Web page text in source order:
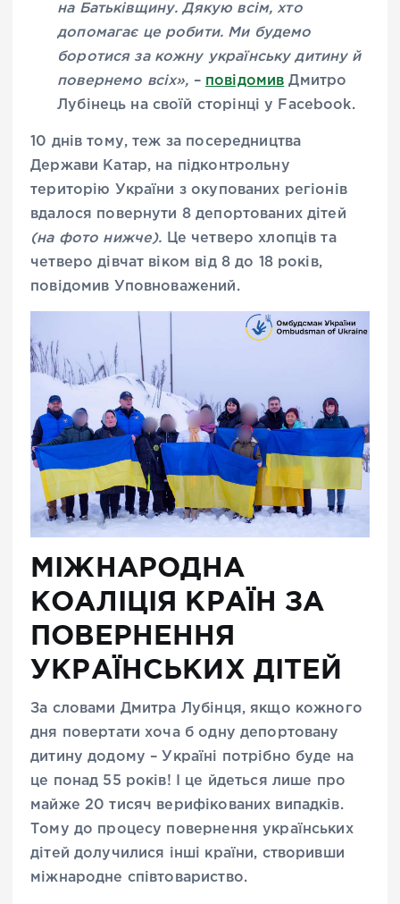
на Батьківщину. Дякую всім, хто
допомагає це робити. Ми будемо
боротися за кожну українську дитину й
повернемо всіх», – повідомив Дмитро
Лубінець на своїй сторінці у Facebook.
10 днів тому, теж за посередництва
Держави Катар, на підконтрольну
територію України з окупованих регіонів
вдалося повернути 8 депортованих дітей
(на фото нижче). Це четверо хлопців та
четверо дівчат віком від 8 до 18 років,
повідомив Уповноважений.
МІЖНАРОДНА
КОАЛІЦІЯ КРАЇН ЗА
ПОВЕРНЕННЯ
УКРАЇНСЬКИХ ДІТЕЙ
За словами Дмитра Лубінця, якщо кожного
дня повертати хоча б одну депортовану
дитину додому – Україні потрібно буде на
це понад 55 років! І це йдеться лише про
майже 20 тисяч верифікованих випадків.
Тому до процесу повернення українських
дітей долучилися інші країни, створивши
міжнародне співтовариство.